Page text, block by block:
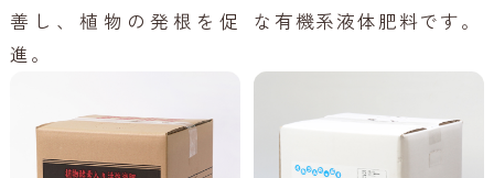
善し、植物の発根を促
進。
な有機系液体肥料です。